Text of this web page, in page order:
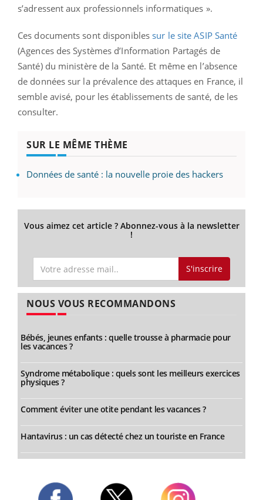
s’adressent aux professionnels informatiques ».
Ces documents sont disponiblessur le site ASIP Santé
(Agences des Systèmes d’Information Partagés de
Santé) du ministère de la Santé. Et même en l’absence
de données sur la prévalence des attaques en France, il
semble avisé, pour les établissements de santé, de les
consulter.
SUR LE MÊME THÈME
Données de santé : la nouvelle proie des hackers
Vous aimez cet article ? Abonnez-vous à la newsletter
!
S'inscrire
NOUS VOUS RECOMMANDONS
Bébés, jeunes enfants : quelle trousse à pharmacie pour
les vacances ?
Syndrome métabolique : quels sont les meilleurs exercices
physiques ?
Comment éviter une otite pendant les vacances ?
Hantavirus : un cas détecté chez un touriste en France